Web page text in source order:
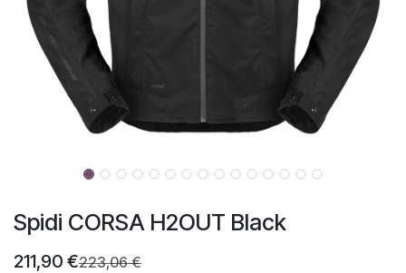
Spidi CORSA H2OUT Black
211,90 €223,06€